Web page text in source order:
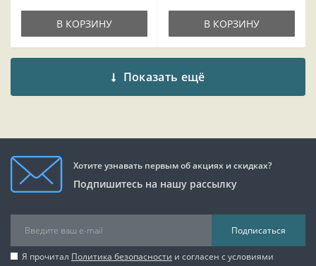
В КОРЗИНУ В КОРЗИНУ
Показать ещё
Хотите узнавать первым об акциях и скидках?
Подпишитесь на нашу рассылку
Подписаться
Я прочитал Политика безопасности и согласен с условиями